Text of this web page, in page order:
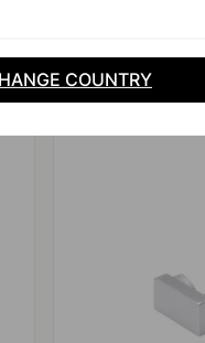
tuotteet
COUNTRY